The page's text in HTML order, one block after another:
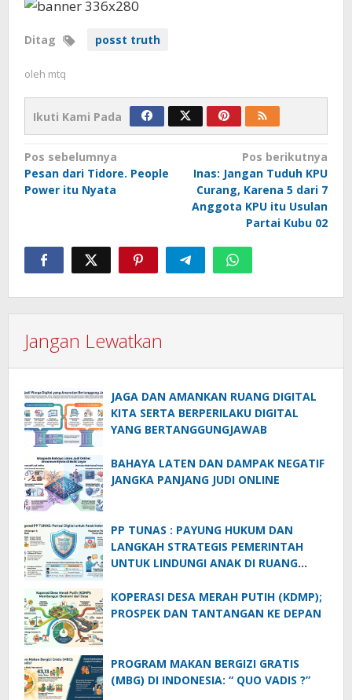
Ditag posst truth
oleh mtq
Ikuti Kami Pada
Navigasi
pos
Pos sebelumnya
Pesan dari Tidore. People
Power itu Nyata
Pos berikutnya
Inas: Jangan Tuduh KPU
Curang, Karena 5 dari 7
Anggota KPU itu Usulan
Partai Kubu 02
Jangan Lewatkan
JAGA DAN AMANKAN RUANG DIGITAL
KITA SERTA BERPERILAKU DIGITAL
YANG BERTANGGUNGJAWAB
BAHAYA LATEN DAN DAMPAK NEGATIF
JANGKA PANJANG JUDI ONLINE
PP TUNAS : PAYUNG HUKUM DAN
LANGKAH STRATEGIS PEMERINTAH
UNTUK LINDUNGI ANAK DI RUANG
KOPERASI DESA MERAH PUTIH (KDMP);
PROSPEK DAN TANTANGAN KE DEPAN
PROGRAM MAKAN BERGIZI GRATIS
(MBG) DI INDONESIA: “ QUO VADIS ?”